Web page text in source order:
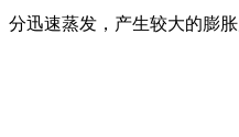
分迅速蒸发，产生较大的膨